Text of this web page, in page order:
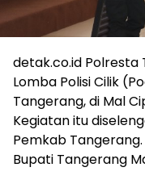
detak.co.id
Lomba Polisi Cilik
Tangerang, di Mal
Kegiatan itu
Pemkab
Bupati Tangerang